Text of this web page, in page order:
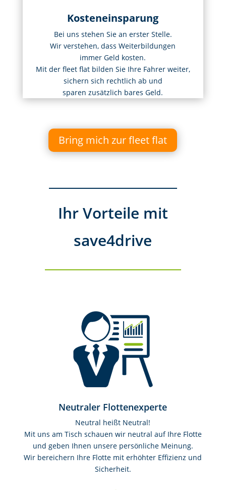
Kosteneinsparung
Bei uns stehen Sie an erster Stelle.
Wir verstehen, dass Weiterbildungen
immer Geld kosten.
Mit der fleet flat bilden Sie Ihre Fahrer weiter,
sichern sich rechtlich ab und
sparen zusätzlich bares Geld.
Bring mich zur fleet flat
Ihr Vorteile mit
save4drive
Neutraler Flottenexperte
Neutral heißt Neutral!
Mit uns am Tisch schauen wir neutral auf Ihre Flotte
und geben Ihnen unsere persönliche Meinung.
Wir bereichern Ihre Flotte mit erhöhter Effizienz und
Sicherheit.